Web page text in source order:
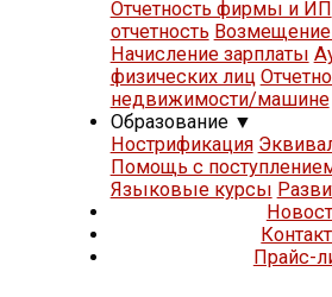
Отчетность фирмы и ИП
отчетность
Начисление зарплаты
физических лиц
недвижимости/машине
Образование ▼
Нострификация
Помощь с
Языковые курсы
Прайс-